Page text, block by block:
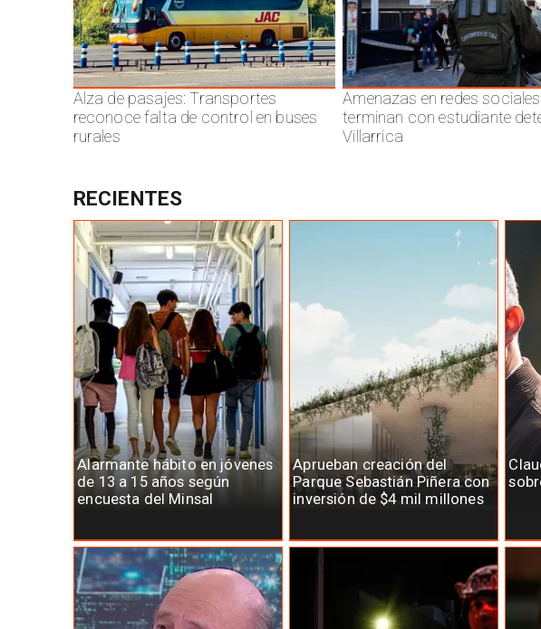
Alza de pasajes: Transportes
reconoce falta de control en buses
rurales
Amenazas en redes sociales
terminan con estudiante
Villarrica
Alarmante hábito en jóvenes
de 13 a 15 años según
encuesta del Minsal
Aprueban creación del
Parque Sebastián Piñera con
inversión de $4 mil millones
RECIENTES